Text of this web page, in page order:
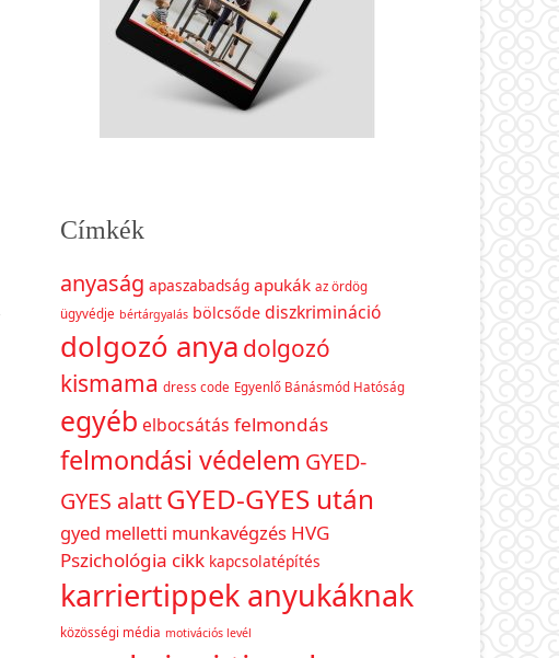
Címkék
anyaság apaszabadság apukák az ördög
ügyvédje bértárgyalás bölcsőde diszkrimináció
dolgozó anya dolgozó
kismama dress code Egyenlő Bánásmód Hatóság
egyéb elbocsátás felmondás
felmondási védelem GYED-
GYES alattGYED-GYES után
gyed melletti munkavégzés HVG
Pszichológia cikk kapcsolatépítés
karriertippek anyukáknak
közösségi média motivációs levél